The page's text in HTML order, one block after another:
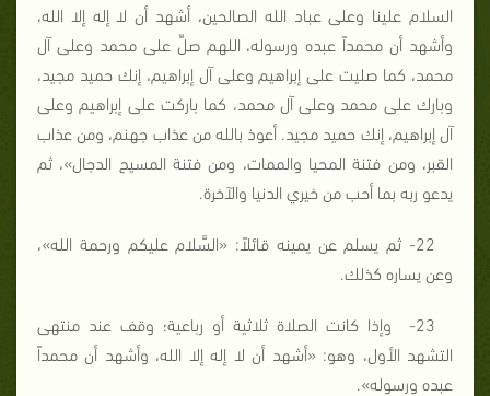
السلام علينا وعلى عباد الله الصالحين، أشهد أن لا إله إلا الله،
وأشهد أن محمداً عبده ورسوله، اللهم صلِّ على محمد وعلى آل
محمد، كما صليت على إبراهيم وعلى آل إبراهيم، إنك حميد مجيد،
وبارك على محمد وعلى آل محمد، كما باركت على إبراهيم وعلى
آل إبراهيم، إنك حميد مجيد. أعوذ بالله من عذاب جهنم، ومن عذاب
القبر، ومن فتنة المحيا والممات، ومن فتنة المسيح الدجال»، ثم
يدعو ربه بما أحب من خيري الدنيا والآخرة.
22- ثم يسلم عن يمينه قائلاً: «السَّلام عليكم ورحمة الله»،
وعن يساره كذلك.
23- وإذا كانت الصلاة ثلاثية أو رباعية؛ وقف عند منتهى
التشهد الأول، وهو: «أشهد أن لا إله إلا الله، وأشهد أن محمداً
عبده ورسوله».